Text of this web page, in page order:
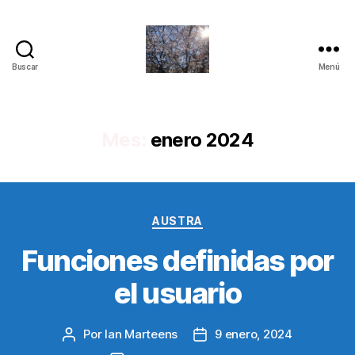
Buscar Menú
enero 2024
Categorías
AUSTRA
Funciones definidas por
el usuario
Autor
Por Ian Marteens
Fecha9 enero, 2024